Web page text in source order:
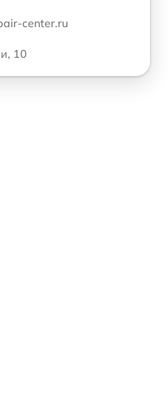
center.ru
10